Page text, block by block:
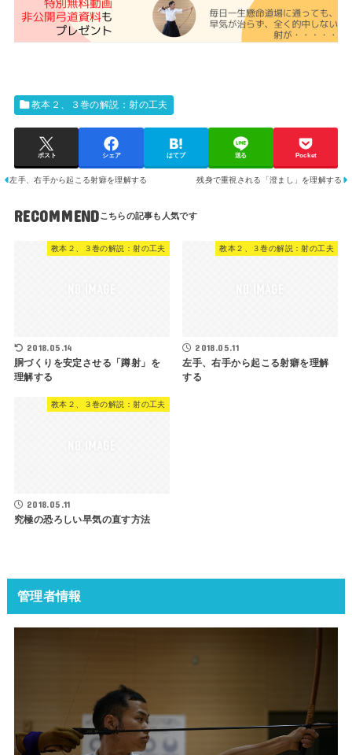
教本２、３巻の解説：射の工夫
ポスト シェア はてブ 送る Pocket
左手、右手から起こる射癖を理解する 残身で重視される「澄まし」を理解する
RECOMMEND
教本２、３巻の解説：射の工夫
2018.05.14
胴づくりを安定させる「蹲射」を
理解する
教本２、３巻の解説：射の工夫
2018.05.11
左手、右手から起こる射癖を理解
する
教本２、３巻の解説：射の工夫
2018.05.11
究極の恐ろしい早気の直す方法
管理者情報